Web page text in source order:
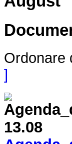
Ordonare
]